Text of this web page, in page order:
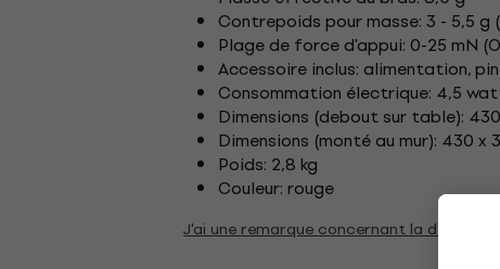
Contrepoids pour masse: 3 - 5,5 g
Plage de force d'appui: 0-25 mN
Accessoire inclus: alimentation,
Consommation électrique: 4,5
Dimensions (debout sur table):
Dimensions (monté au mur): 430 x
Poids: 2,8 kg
Couleur: rouge
J'ai une remarque concernant la description